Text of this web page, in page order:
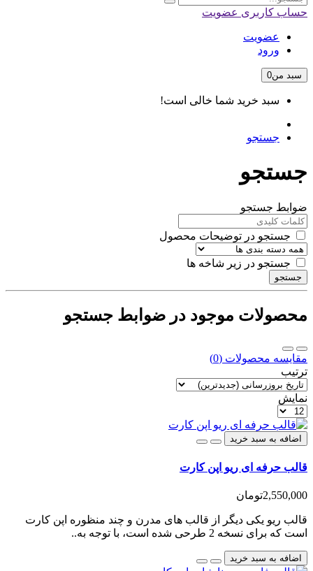
حساب کاربری عضویت
عضویت
ورود
سبد من0
سبد خرید شما خالی است!
جستجو
جستجو
ضوابط جستجو
جستجو در توضیحات محصول
جستجو در زیر شاخه ها
جستجو
محصولات موجود در ضوابط جستجو
مقایسه محصولات (0)
ترتیب
نمایش
اضافه به سبد خرید
قالب حرفه ای ریو اپن کارت
2,550,000تومان
قالب ریو یکی دیگر از قالب های مدرن و چند منظوره اپن کارت
است که برای نسخه 2 طرحی شده است، با توجه به..
اضافه به سبد خرید